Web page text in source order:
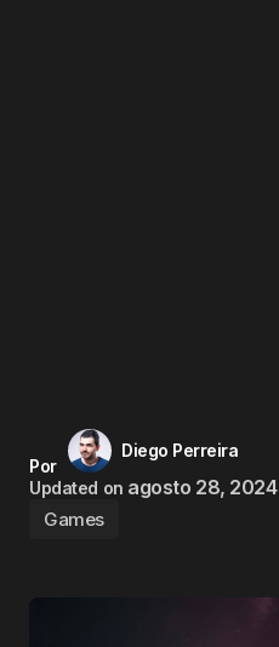
Por
Diego Perreira
Updated on agosto 28, 2024
Games